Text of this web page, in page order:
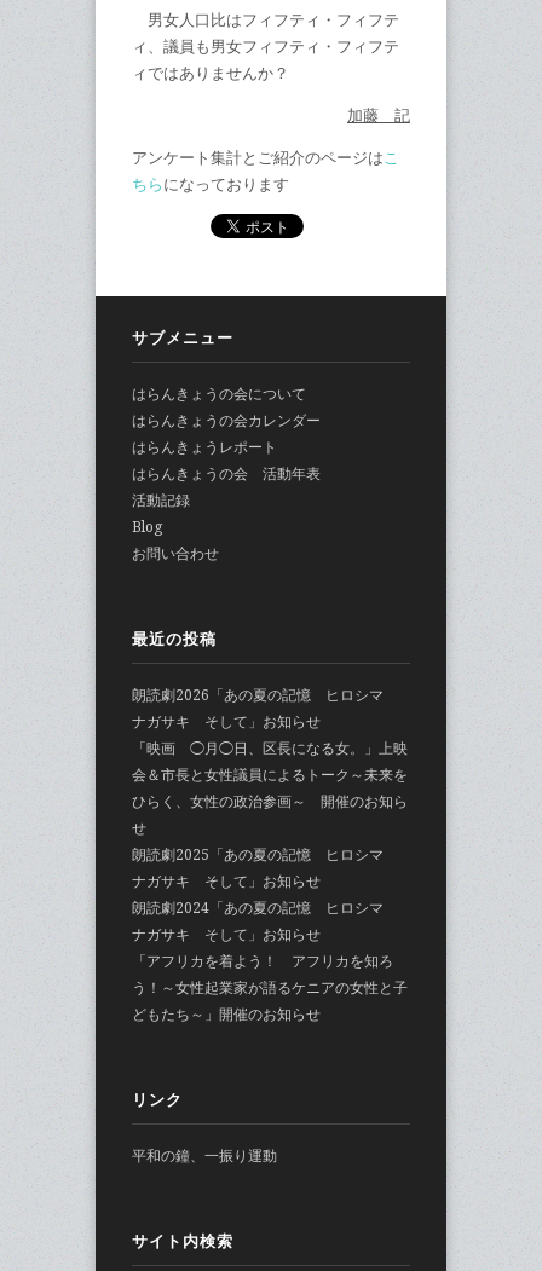
男女人口比はフィフティ・フィフテ
ィ、議員も男女フィフティ・フィフテ
ィではありませんか？
加藤 記
アンケート集計とご紹介のページはこ
ちら になっております
サブメニュー
はらんきょうの会について
はらんきょうの会カレンダー
はらんきょうレポート
はらんきょうの会 活動年表
活動記録
Blog
お問い合わせ
最近の投稿
朗読劇2026「あの夏の記憶 ヒロシマ
ナガサキ そして」お知らせ
「映画 ◯月◯日、区長になる女。」上映
会＆市長と女性議員によるトーク～未来を
ひらく、女性の政治参画～ 開催のお知ら
せ
朗読劇2025「あの夏の記憶 ヒロシマ
ナガサキ そして」お知らせ
朗読劇2024「あの夏の記憶 ヒロシマ
ナガサキ そして」お知らせ
「アフリカを着よう！ アフリカを知ろ
う！～女性起業家が語るケニアの女性と子
どもたち～」開催のお知らせ
リンク
平和の鐘、一振り運動
サイト内検索